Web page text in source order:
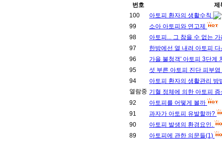
번호
제
100
아토피 환자의 생활수칙
99
소아 아토피와 연고제
98
아토피... 그 참을 수 없는
97
한방에선 열 내려 아토피
96
가을 불청객' 아토피 3단계
95
섯 부른 아토피 진단 피부
94
아토피 환자의 생활관리 방
열람중 기혈 정체에 의한 아토피
92
아토피를 어떻게 볼까
91
과자가 아토피 유발할까?
90
아토피 발생의 환경요인.
89
아토피에 관한 의문들(1)